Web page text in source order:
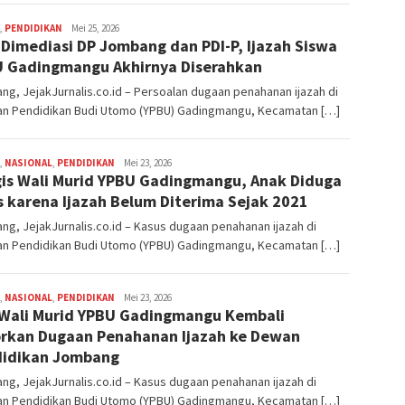
, PENDIDIKAN adminjejak
Mei 25, 2026
DP Jombang dan PDI-P, Ijazah Siswa
Gadingmangu Akhirnya Diserahkan
JejakJurnalis.co.id – Persoalan dugaan penahanan ijazah di
Pendidikan Budi Utomo (YPBU) Gadingmangu, Kecamatan […]
, NASIONAL, PENDIDIKAN adminjejak
Mei 23, 2026
Wali Murid YPBU Gadingmangu, Anak Diduga
karena Ijazah Belum Diterima Sejak 2021
JejakJurnalis.co.id – Kasus dugaan penahanan ijazah di
Pendidikan Budi Utomo (YPBU) Gadingmangu, Kecamatan […]
, NASIONAL, PENDIDIKAN adminjejak
Mei 23, 2026
Murid YPBU Gadingmangu Kembali
Dugaan Penahanan Ijazah ke Dewan
Jombang
JejakJurnalis.co.id – Kasus dugaan penahanan ijazah di
Pendidikan Budi Utomo (YPBU) Gadingmangu, Kecamatan […]